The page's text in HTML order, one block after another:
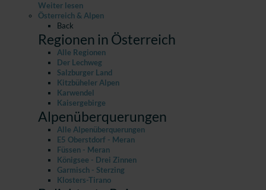
Weiter lesen
Österreich & Alpen
Back
Regionen in Österreich
Alle Regionen
Der Lechweg
Salzburger Land
Kitzbüheler Alpen
Karwendel
Kaisergebirge
Alpenüberquerungen
Alle Alpenüberquerungen
E5 Oberstdorf - Meran
Füssen - Meran
Königsee - Drei Zinnen
Garmisch - Sterzing
Klosters-Tirano